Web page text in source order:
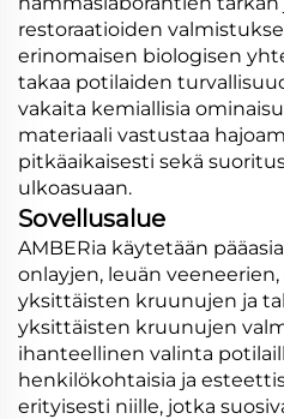
restoraatioiden
erinomaisen biologisen
takaa potilaiden
vakaita kemiallisia
materiaali vastustaa
pitkäaikaisesti sekä
ulkoasuaan.
Sovellusalue
AMBERia käytetään
onlayjen, leuän
yksittäisten kruunujen ja
yksittäisten kruunujen
ihanteellinen valinta
henkilökohtaisia ja
erityisesti niille, jotka